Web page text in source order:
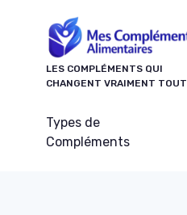
LES COMPLÉMENTS QUI
CHANGENT VRAIMENT TOUT
Types de
Compléments